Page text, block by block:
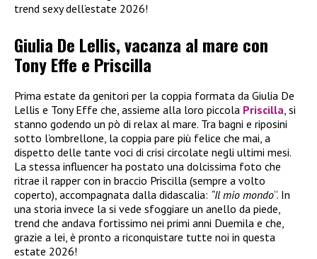
trend sexy dell’estate 2026!
Giulia De Lellis, vacanza al mare con
Tony Effe e Priscilla
Prima estate da genitori per la coppia formata da Giulia De
Lellis e Tony Effe che, assieme alla loro piccola Priscilla , si
stanno godendo un pò di relax al mare. Tra bagni e riposini
sotto l’ombrellone, la coppia pare più felice che mai, a
dispetto delle tante voci di crisi circolate negli ultimi mesi.
La stessa influencer ha postato una dolcissima foto che
ritrae il rapper con in braccio Priscilla (sempre a volto
coperto), accompagnata dalla didascalia: “Il mio mondo“. In
una storia invece la si vede sfoggiare un anello da piede,
trend che andava fortissimo nei primi anni Duemila e che,
grazie a lei, è pronto a riconquistare tutte noi in questa
estate 2026!